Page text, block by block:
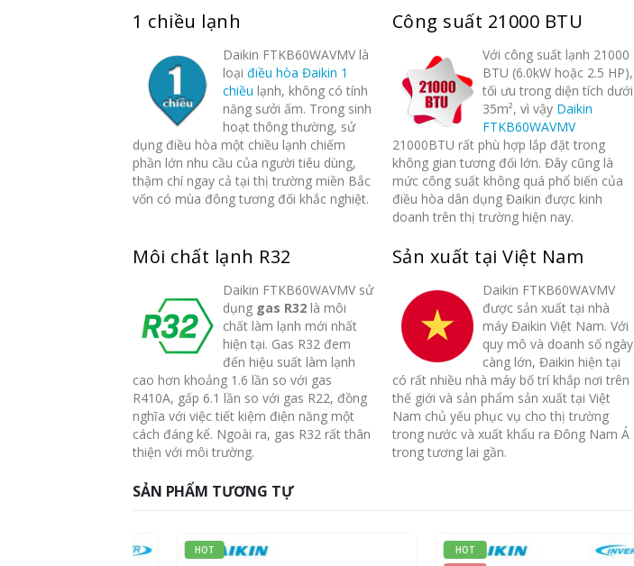
1 chiều lạnh
Daikin FTKB60WAVMV là
loạiđiều hòa Đaikin 1
chiều lạnh, không có tính
năng sưởi ấm. Trong sinh
hoạt thông thường, sử
dụng điều hòa một chiều lạnh chiếm
phần lớn nhu cầu của người tiêu dùng,
thậm chí ngay cả tại thị trường miền Bắc
vốn có mùa đông tương đối khắc nghiệt.
Công suất 21000 BTU
Với công suất lạnh 21000
BTU (6.0kW hoặc 2.5 HP),
tối ưu trong diện tích dưới
35m², vì vậy Daikin
FTKB60WAVMV
21000BTU rất phù hợp lắp đặt trong
không gian tương đối lớn. Đây cũng là
mức công suất không quá phổ biến của
điều hòa dân dụng Đaikin được kinh
doanh trên thị trường hiện nay.
Môi chất lạnh R32
Daikin FTKB60WAVMV sử
dụng gas R32 là môi
chất làm lạnh mới nhất
hiện tại. Gas R32 đem
đến hiệu suất làm lạnh
cao hơn khoảng 1.6 lần so với gas
R410A, gấp 6.1 lần so với gas R22, đồng
nghĩa với việc tiết kiệm điện năng một
cách đáng kể. Ngoài ra, gas R32 rất thân
thiện với môi trường.
Sản xuất tại Việt Nam
Daikin FTKB60WAVMV
được sản xuất tại nhà
máy Đaikin Việt Nam. Với
quy mô và doanh số ngày
càng lớn, Đaikin hiện tại
có rất nhiều nhà máy bố trí khắp nơi trên
thế giới và sản phẩm sản xuất tại Việt
Nam chủ yếu phục vụ cho thị trường
trong nước và xuất khẩu ra Đông Nam Á
trong tương lai gần.
SẢN PHẨM TƯƠNG TỰ
HOT
1. Bộ lọc khử mùi, diệt khuẩn
9000Btu 1 chiều Inverter
FTKA25UAVMV tích hợp đồng
thời...
read more
20
Th3
Tìm hiều về máy điều
hòa Daikin FTF35UV1V
Điều hòa Daikin FTF35UV1V là
một trong những dòng sản
phẩm 12000Btu 1 chiều tiêu
chuẩn bán chạy nhất ở...
read more